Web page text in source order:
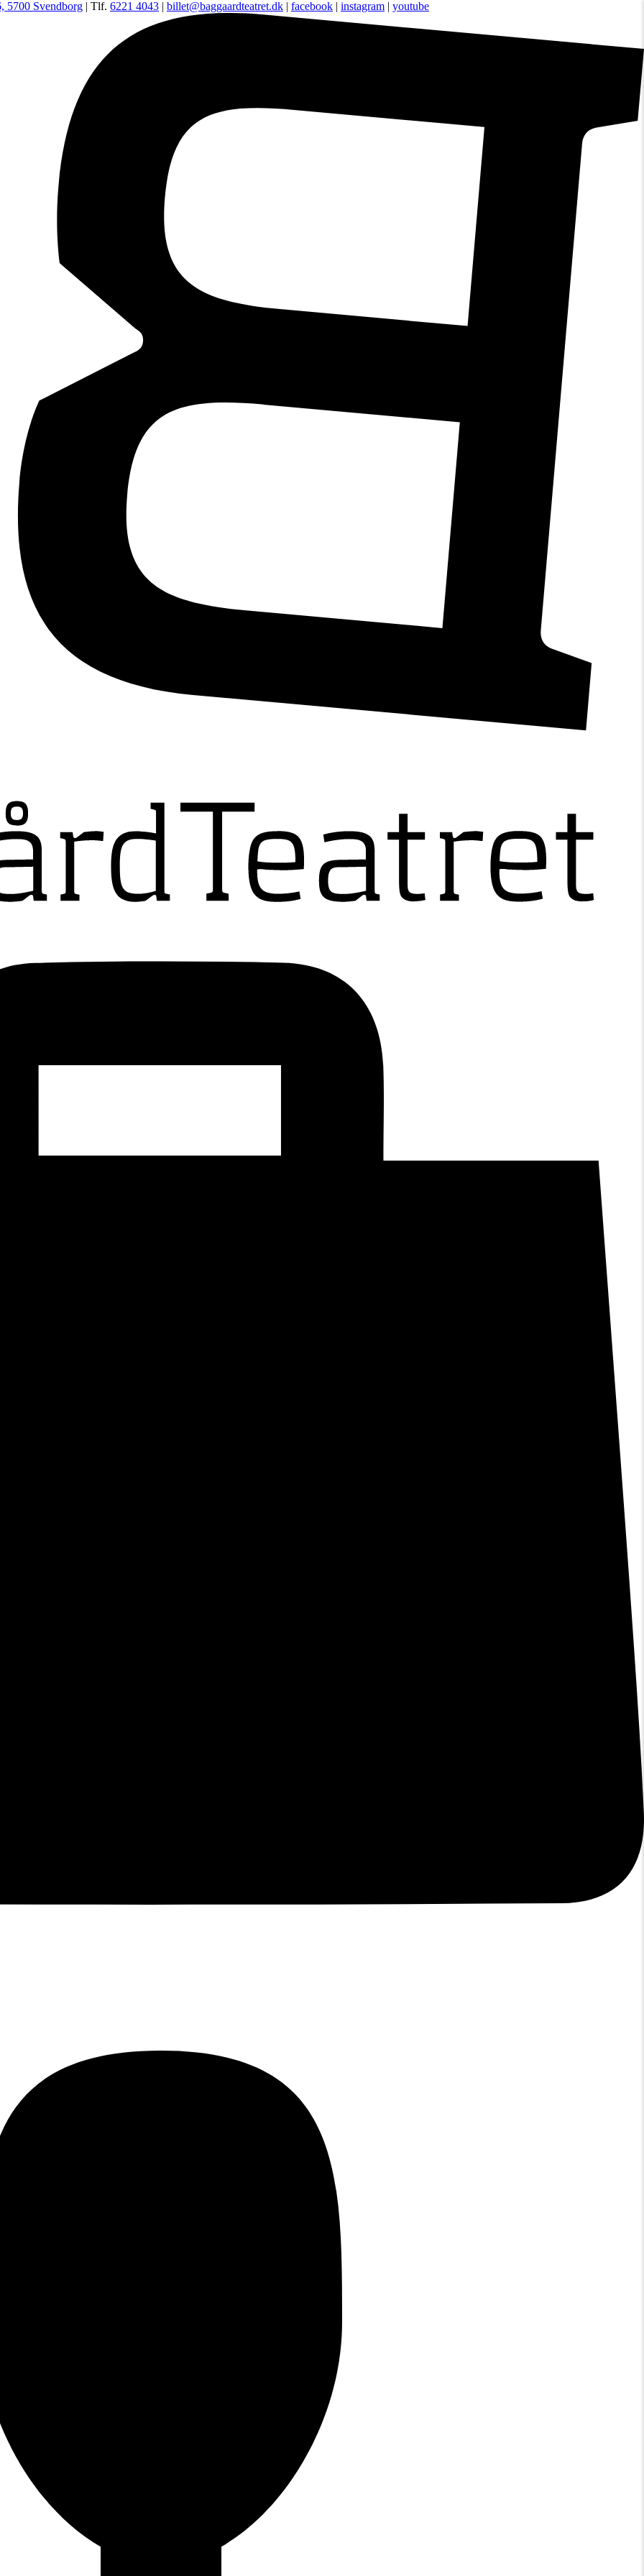
5700 Svendborg | Tlf. 6221 4043 | billet@baggaardteatret.dk | facebook | instagram | youtube